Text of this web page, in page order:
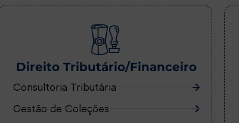
Direito Tributário/Financeiro
Consultoria Tributária
Gestão de Coleções